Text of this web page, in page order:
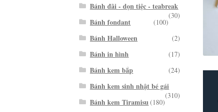
Bánh đãi - dọn tiệc - teabreak
(30)
Bánh fondant (100)
Bánh Halloween (2)
Bánh in hình (17)
Bánh kem bắp (24)
Bánh kem sinh nhật bé gái
(310)
Bánh kem Tiramisu(180)